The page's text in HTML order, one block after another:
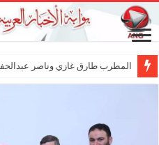
المطرب طارق غازي وناصر